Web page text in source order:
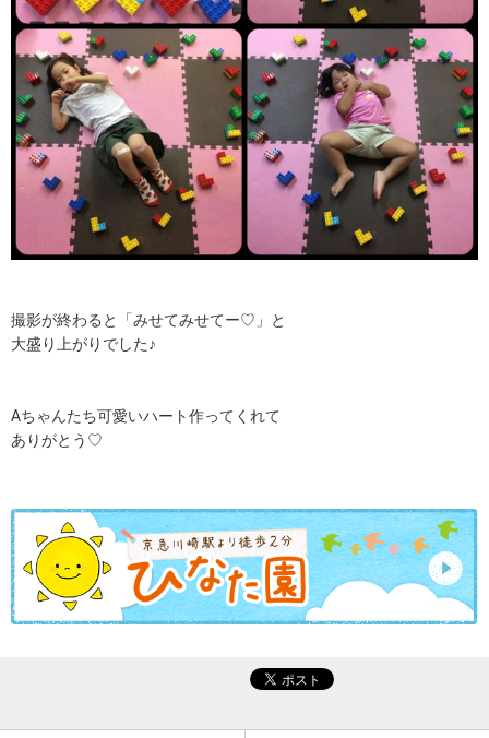
撮影が終わると「みせてみせてー♡」と
大盛り上がりでした♪
Aちゃんたち可愛いハート作ってくれて
ありがとう♡